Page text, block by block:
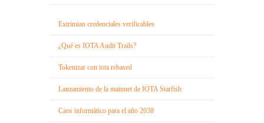
Extrimian credenciales verificables
¿Qué es IOTA Audit Trails?
Tokenizar con iota rebased
Lanzamiento de la mainnet de IOTA Starfish
Caos informático para el año 2038